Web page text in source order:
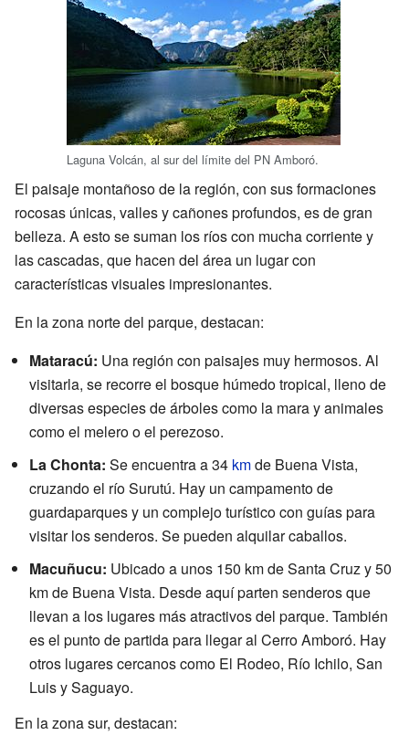
Laguna Volcán, al sur del límite del PN Amboró.
El paisaje montañoso de la región, con sus formaciones
rocosas únicas, valles y cañones profundos, es de gran
belleza. A esto se suman los ríos con mucha corriente y
las cascadas, que hacen del área un lugar con
características visuales impresionantes.
En la zona norte del parque, destacan:
Mataracú: Una región con paisajes muy hermosos. Al
visitarla, se recorre el bosque húmedo tropical, lleno de
diversas especies de árboles como la mara y animales
como el melero o el perezoso.
La Chonta: Se encuentra a 34 kmde Buena Vista,
cruzando el río Surutú. Hay un campamento de
guardaparques y un complejo turístico con guías para
visitar los senderos. Se pueden alquilar caballos.
Macuñucu: Ubicado a unos 150 km de Santa Cruz y 50
km de Buena Vista. Desde aquí parten senderos que
llevan a los lugares más atractivos del parque. También
es el punto de partida para llegar al Cerro Amboró. Hay
otros lugares cercanos como El Rodeo, Río Ichilo, San
Luis y Saguayo.
En la zona sur, destacan: